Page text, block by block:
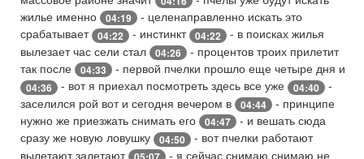
жилье именно
04:19
- целенаправленно искать это
срабатывает 04:22 - инстинкт 04:22
- в поисках жилья
вылезает час сели стал
04:26
- процентов троих прилетит
так после
04:33 - первой пчелки прошло еще четыре дня и
04:36 - вот я приехал посмотреть здесь все уже 04:40
-
заселился рой вот и сегодня вечером в
04:44
- принципе
нужно же приезжать снимать его
04:47
- и вешать сюда
сразу же новую ловушку
04:50
- вот пчелки работают
вылетают залетают
- я сейчас снимаю снимаю не